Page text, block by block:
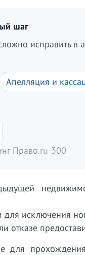
шаг
исправить в
Апелляция и
Право.ru-300
для исключения
отказе
для